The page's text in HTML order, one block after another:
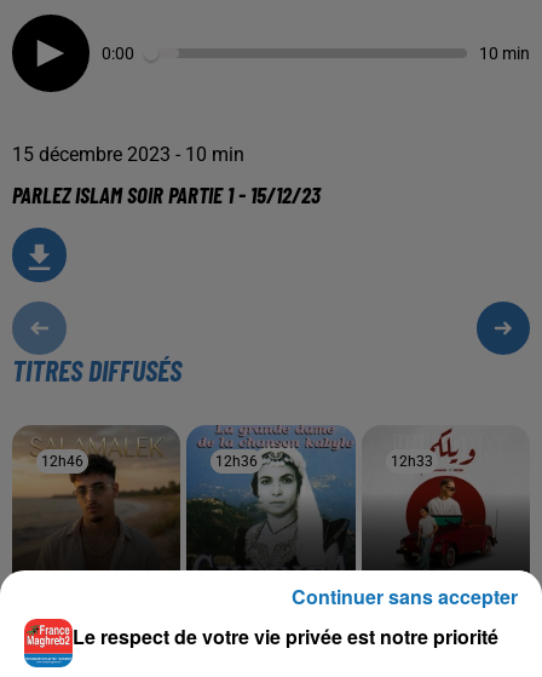
0:00 10 min
15 décembre 2023 - 10 min
PARLEZ ISLAM SOIR PARTIE 1 - 15/12/23
TITRES DIFFUSÉS
12h46
12h46
Salamalek
12h36
12h36
Echah Arnouyas
12h33
12h33
Wilkoum
Le respect de votre vie privée est notre priorité
Continuer sans accepter